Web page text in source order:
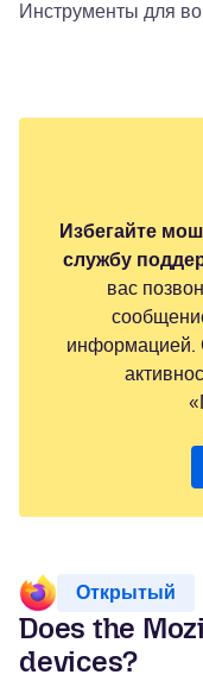
Инструменты для
Избегайте
службу
вас
информацией.
Открытый
Does the
devices?